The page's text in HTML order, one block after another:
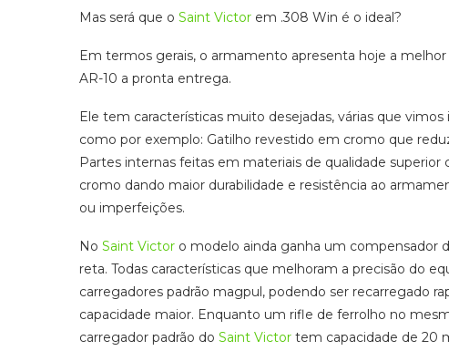
Mas será que o Saint Victor em .308 Win é o ideal?
Em termos gerais, o armamento apresenta hoje a
AR-10 a pronta entrega.
Ele tem características muito desejadas, várias que
como por exemplo: Gatilho revestido em cromo que
Partes internas feitas em materiais de qualidade
cromo dando maior durabilidade e resistência ao
ou imperfeições.
No Saint Victor o modelo ainda ganha um compensador
reta. Todas características que melhoram a precisão do
carregadores padrão magpul, podendo ser recarregado
capacidade maior. Enquanto um rifle de ferrolho no
carregador padrão do Saint Victor tem capacidade de 20